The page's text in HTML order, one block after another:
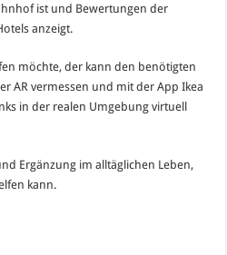
ist und Bewertungen der
anzeigt.
möchte, der kann den benötigten
AR vermessen und mit der App Ikea
in der realen Umgebung virtuell
Ergänzung im alltäglichen Leben,
kann.